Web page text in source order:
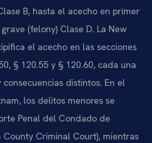
B, hasta el acecho en primer
(felony) Clase D. La New
el acecho en las secciones
§ 120.55 y § 120.60, cada una
distintos. En el
los delitos menores se
Penal del Condado de
County Criminal Court), mientras